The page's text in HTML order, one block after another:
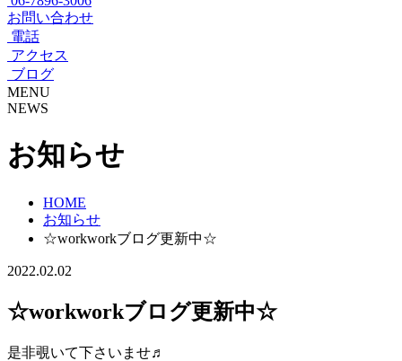
お問い合わせ
電話
アクセス
ブログ
MENU
NEWS
お知らせ
HOME
お知らせ
☆workworkブログ更新中☆
2022.02.02
☆workworkブログ更新中☆
是非覗いて下さいませ♬